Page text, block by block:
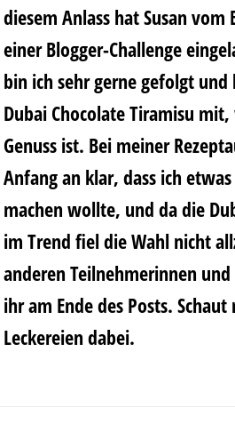
diesem Anlass hatSusan vom
einer Blogger-Challenge
bin ich sehr gerne gefolgt und
Dubai Chocolate Tiramisu mit,
Genuss ist. Bei meiner
Anfang an klar, dass ich
machen wollte, und da die
im Trend fiel die Wahl nicht
anderen Teilnehmerinnen
ihr am Ende des Posts.
Leckereien dabei.